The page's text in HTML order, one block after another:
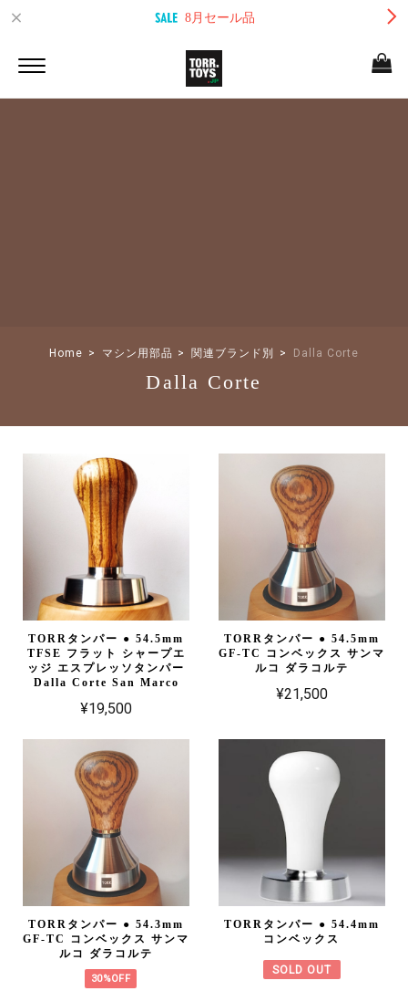
8月セール品
Home マシン用部品 関連ブランド別 Dalla Corte
Dalla Corte
TORRタンパー ● 54.5mm
TFSE フラット シャープエ
ッジ エスプレッソタンパー
Dalla Corte San Marco
¥19,500
TORRタンパー ● 54.5mm
GF-TC コンベックス サンマ
ルコ ダラコルテ
¥21,500
TORRタンパー ● 54.3mm
GF-TC コンベックス サンマ
ルコ ダラコルテ
30%OFF
TORRタンパー ● 54.4mm
コンベックス
SOLD OUT